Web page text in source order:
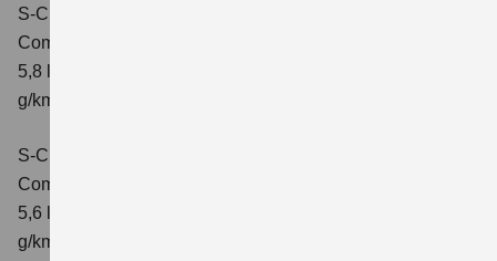
S-Cross 1.4 BOOSTERJET HYBRID AT
Comfort
5,8 l/100 km; kombinierter Wert der CO2-Emission: 132
g/km; CO2-Klasse: D
S-Cross 1.4 BOOSTERJET HYBRID ALLGRIP
Comfort
5,6 l/100 km; kombinierter Wert der CO2-Emission: 131
g/km; CO2-Klasse: D